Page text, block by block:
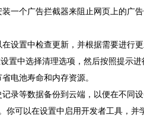
一个广告拦截器来阻止网页上的广
设置中检查更新，并根据需要进行更
置中选择清理选项，然后按照提示进
电池寿命和内存资源。
录等数据备份到云端，以便在不同设
可以在设置中启用开发者工具，并